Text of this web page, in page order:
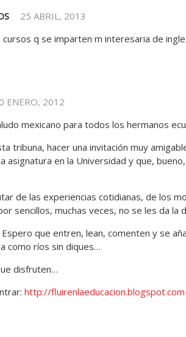
25 ABRIL, 2013
q se imparten m interesaria de
ENERO, 2012
mexicano para todos los hermanos
tribuna, hacer una invitación muy
asignatura en la Universidad y que,
de las experiencias cotidianas, de los
sencillos, muchas veces, no se les da la
que entren, lean, comenten y se
como ríos sin diques…
disfruten…
http://fluirenlaeducacion.blogspot.com